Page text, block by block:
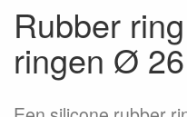
Rubber
ringen Ø